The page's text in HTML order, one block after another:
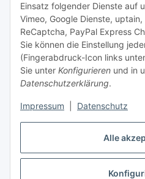
Alle
Einsatz folgender Dienste auf
Vimeo, Google Dienste,
ReCaptcha, PayPal Express
Sie können die Einstellung
(Fingerabdruck-Icon links
Sie unter Konfigurieren und in
Datenschutzerklärung.
Impressum Datenschutz
Newsletter Abonnieren
Informationen
Gesetzliche Informationen
Bestellung